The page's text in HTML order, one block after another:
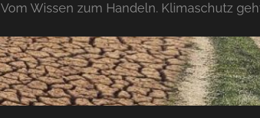
Vom Wissen zum Handeln. Klimaschutz